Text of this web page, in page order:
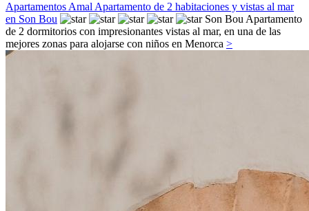
Apartamentos Amal Apartamento de 2 habitaciones y vistas al mar
en Son Bou
Son BouApartamento
de 2 dormitorios con impresionantes vistas al mar, en una de las
mejores zonas para alojarse con niños en Menorca >